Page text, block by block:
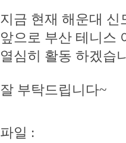
지금 현재 해운대 신
앞으로 부산 테니스
열심히 활동 하겠습
잘 부탁드립니다~
파일 :